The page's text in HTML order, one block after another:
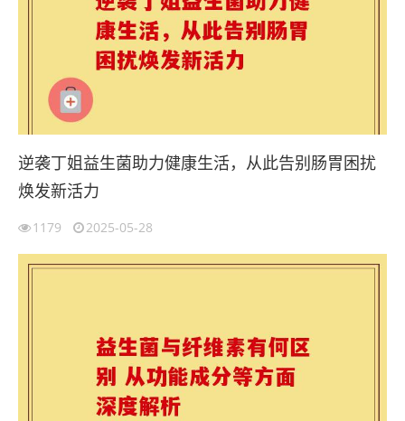
逆袭丁姐益生菌助力健康生活，从此告别肠胃困扰
焕发新活力
1179 2025-05-28